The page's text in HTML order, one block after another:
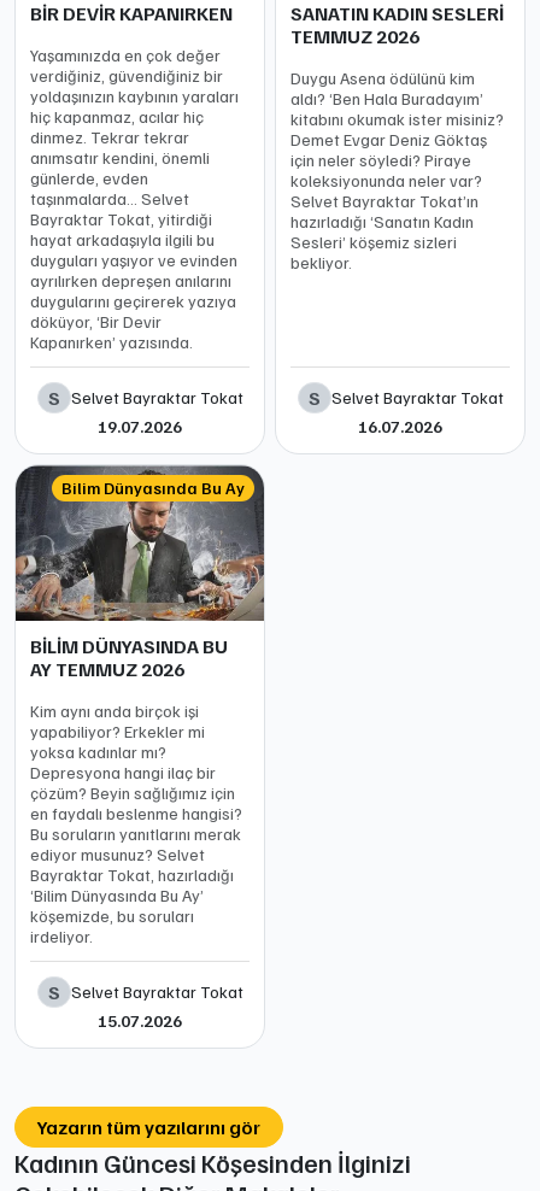
BİR DEVİR KAPANIRKEN
Yaşamınızda en çok değer
verdiğiniz, güvendiğiniz bir
yoldaşınızın kaybının yaraları
hiç kapanmaz, acılar hiç
dinmez. Tekrar tekrar
anımsatır kendini, önemli
günlerde, evden
taşınmalarda… Selvet
Bayraktar Tokat, yitirdiği
hayat arkadaşıyla ilgili bu
duyguları yaşıyor ve evinden
ayrılırken depreşen anılarını
duygularını geçirerek yazıya
döküyor, ‘Bir Devir
Kapanırken’ yazısında.
S Selvet Bayraktar Tokat
19.07.2026
SANATIN KADIN SESLERİ
TEMMUZ 2026
Duygu Asena ödülünü kim
aldı? ‘Ben Hala Buradayım’
kitabını okumak ister misiniz?
Demet Evgar Deniz Göktaş
için neler söyledi? Piraye
koleksiyonunda neler var?
Selvet Bayraktar Tokat’ın
hazırladığı ‘Sanatın Kadın
Sesleri’ köşemiz sizleri
bekliyor.
S Selvet Bayraktar Tokat
16.07.2026
Bilim Dünyasında Bu Ay
BİLİM DÜNYASINDA BU
AY TEMMUZ 2026
Kim aynı anda birçok işi
yapabiliyor? Erkekler mi
yoksa kadınlar mı?
Depresyona hangi ilaç bir
çözüm? Beyin sağlığımız için
en faydalı beslenme hangisi?
Bu soruların yanıtlarını merak
ediyor musunuz? Selvet
Bayraktar Tokat, hazırladığı
‘Bilim Dünyasında Bu Ay’
köşemizde, bu soruları
irdeliyor.
S Selvet Bayraktar Tokat
15.07.2026
Yazarın tüm yazılarını gör
Kadının Güncesi Köşesinden İlginizi